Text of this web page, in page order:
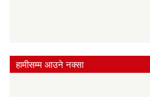
हामीसम्म आउने नक्सा